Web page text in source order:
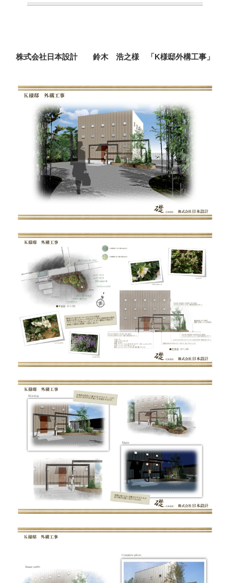
株式会社日本設計 鈴木 浩之様 「K様邸外構工事」